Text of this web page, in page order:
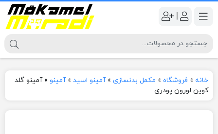
|
خانه » فروشگاه » مکمل بدنسازی »آمینو اسید »آمینو »آمینو گلد
کوین لورون پودری